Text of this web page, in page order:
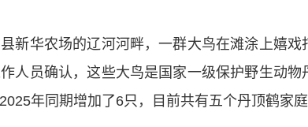
华农场的辽河河畔，一群大鸟在滩涂上嬉戏
人员确认，这些大鸟是国家一级保护野生动物
年同期增加了6只，目前共有五个丹顶鹤家庭